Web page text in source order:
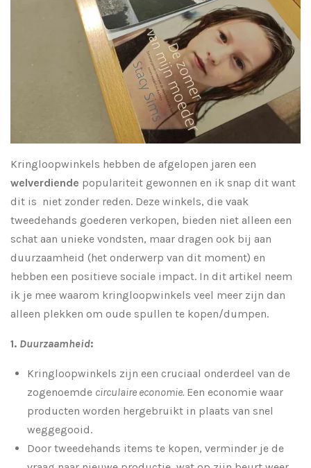
Kringloopwinkels hebben de afgelopen jaren een
welverdiende populariteit gewonnen en ik snap dit want
dit is niet zonder reden. Deze winkels, die vaak
tweedehands goederen verkopen, bieden niet alleen een
schat aan unieke vondsten, maar dragen ook bij aan
duurzaamheid (het onderwerp van dit moment) en
hebben een positieve sociale impact. In dit artikel neem
ik je mee waarom kringloopwinkels veel meer zijn dan
alleen plekken om oude spullen te kopen/dumpen.
1. Duurzaamheid:
Kringloopwinkels zijn een cruciaal onderdeel van de
zogenoemde circulaire economie. Een economie waar
producten worden hergebruikt in plaats van snel
weggegooid.
Door tweedehands items te kopen, verminder je de